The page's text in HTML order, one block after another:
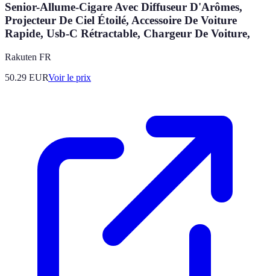
Senior-Allume-Cigare Avec Diffuseur D'Arômes,
Projecteur De Ciel Étoilé, Accessoire De Voiture
Rapide, Usb-C Rétractable, Chargeur De Voiture,
Rakuten FR
50.29 EURVoir le prix